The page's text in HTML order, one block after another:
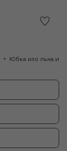
Юбка изо льна и